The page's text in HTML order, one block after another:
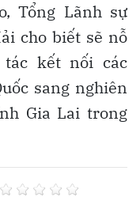
Tổng Lãnh sự
cho biết sẽ nỗ
kết nối các
sang nghiên
Gia Lai trong